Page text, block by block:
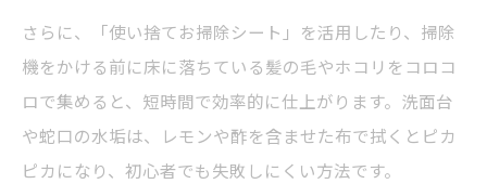
さらに、「使い捨てお掃除シート」を活用したり、掃除
機をかける前に床に落ちている髪の毛やホコリをコロコ
ロで集めると、短時間で効率的に仕上がります。洗面台
や蛇口の水垢は、レモンや酢を含ませた布で拭くとピカ
ピカになり、初心者でも失敗しにくい方法です。